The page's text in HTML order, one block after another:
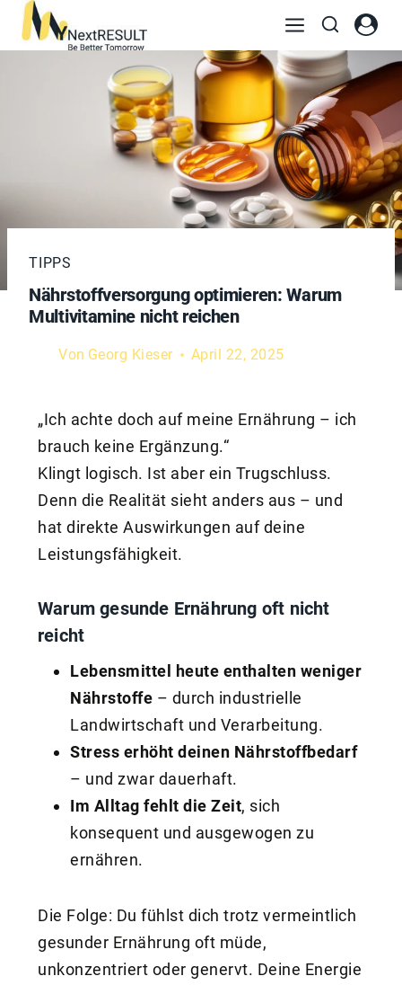
TIPPS
Nährstoffversorgung optimieren: Warum
Multivitamine nicht reichen
Von Georg Kieser April 22, 2025
„Ich achte doch auf meine Ernährung – ich
brauch keine Ergänzung.“
Klingt logisch. Ist aber ein Trugschluss.
Denn die Realität sieht anders aus – und
hat direkte Auswirkungen auf deine
Leistungsfähigkeit.
Warum gesunde Ernährung oft nicht
reicht
Lebensmittel heute enthalten weniger
Nährstoffe – durch industrielle
Landwirtschaft und Verarbeitung.
Stress erhöht deinen Nährstoffbedarf
– und zwar dauerhaft.
Im Alltag fehlt die Zeit, sich
konsequent und ausgewogen zu
ernähren.
Die Folge: Du fühlst dich trotz vermeintlich
gesunder Ernährung oft müde,
unkonzentriert oder genervt. Deine Energie